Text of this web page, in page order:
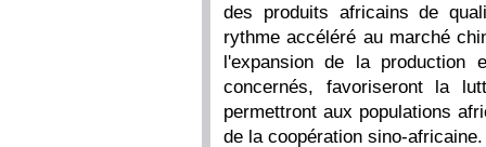
des produits africains de
rythme accéléré au marché
l'expansion de la production
concernés, favoriseront la
permettront aux populations
de la coopération sino-africaine.